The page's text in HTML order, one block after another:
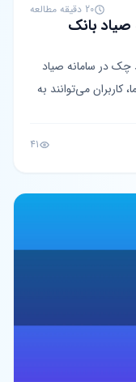
20 دقیقه مطالعه
بانک
چک در سامانه صیاد
کاربران می‌توانند به
41